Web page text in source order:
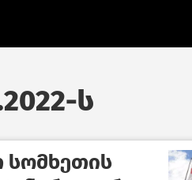
ს
სომხეთის